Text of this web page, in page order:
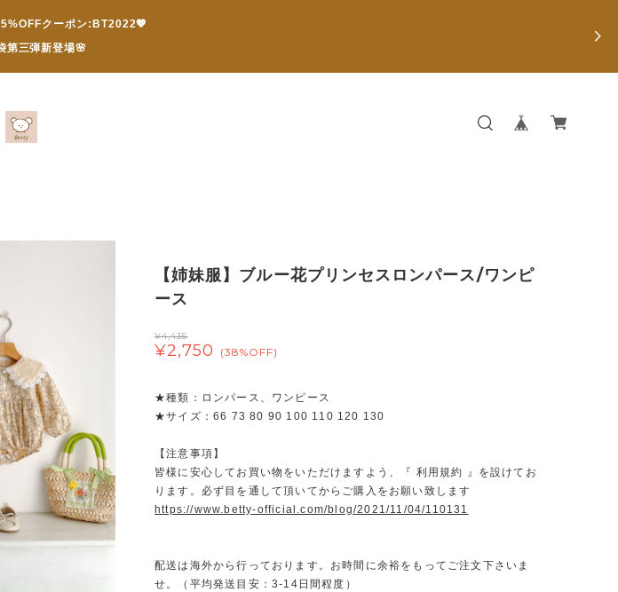
クーポン:BT2022💖
第三弾新登場🌸
【姉妹服】ブルー花プリンセスロンパース/ワンピ
ース
¥4,435
¥2,750 (38%OFF)
★種類：ロンパース、ワンピース
★サイズ：66 73 80 90 100 110 120 130
【注意事項】
皆様に安心してお買い物をいただけますよう、『 利用規約 』を設けてお
ります。必ず目を通して頂いてからご購入をお願い致します
https://www.betty-official.com/blog/2021/11/04/110131
配送は海外から行っております。お時間に余裕をもってご注文下さいま
せ。（平均発送目安：3-14日間程度）